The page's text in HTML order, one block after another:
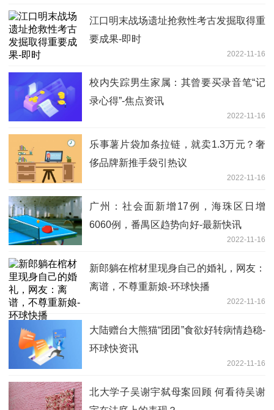
江口明末战场遗址抢救性考古发掘取得重
要成果-即时
2022-11-16
校内失踪男生家属：其曾要买录音笔“记
录心得”-焦点资讯
2022-11-16
乐事薯片袋加条拉链，就卖1.3万元？奢
侈品牌新推手袋引热议
2022-11-16
广州：社会面新增17例，海珠区日增
6060例，番禺区趋势向好-最新快讯
2022-11-16
新郎躺在棺材里现身自己的婚礼，网友：
离谱，不尊重新娘-环球快播
2022-11-16
大陆赠台大熊猫“团团”食欲好转病情趋稳-
环球快资讯
2022-11-16
北大学子吴谢宇弑母案回顾 何看待吴谢